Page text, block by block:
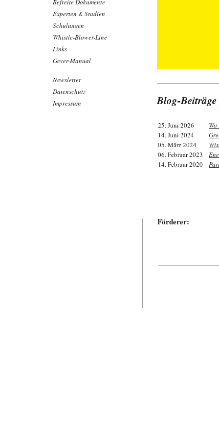
Befreite Dokumente
Experten & Studien
Schulungen
Whistle-Blower-Line
Links
Gever-Manual
Newsletter
Datenschutz
Impressum
Blog-
25. Juni 2026
14. Juni 2024
05. März 2024
06. Februar 2023
14. Februar 2020
Förderer: